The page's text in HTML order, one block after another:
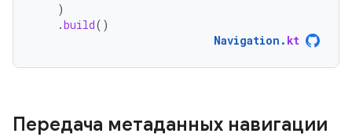
)
.build()
Navigation . kt
Передача метаданных навигации